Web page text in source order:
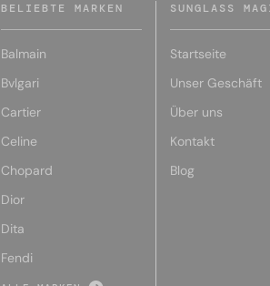
BELIEBTE MARKEN
Balmain
Bvlgari
Cartier
Celine
Chopard
Dior
Dita
Fendi
SUNGLASS
Startseite
Unser Geschäft
Über uns
Kontakt
Blog